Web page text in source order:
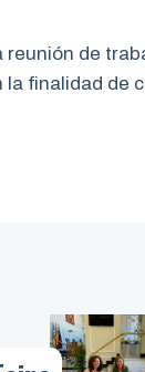
de
finalidad de